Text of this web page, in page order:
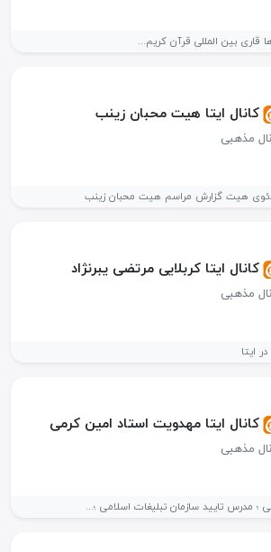
قاری بین المللی قرآن کریم...
کانال ایتا هیت محبان زینب
مذهبی
هیت گزارش مراسم هیت محبان زینب
کانال ایتا کربلایی مرتضی یبرنژاد
مذهبی
ایتا
کانال ایتا مهدویت استاد امین کرمی
مذهبی
؛ مدرس تایید سازمان تبلیغات اسلامی ؛...